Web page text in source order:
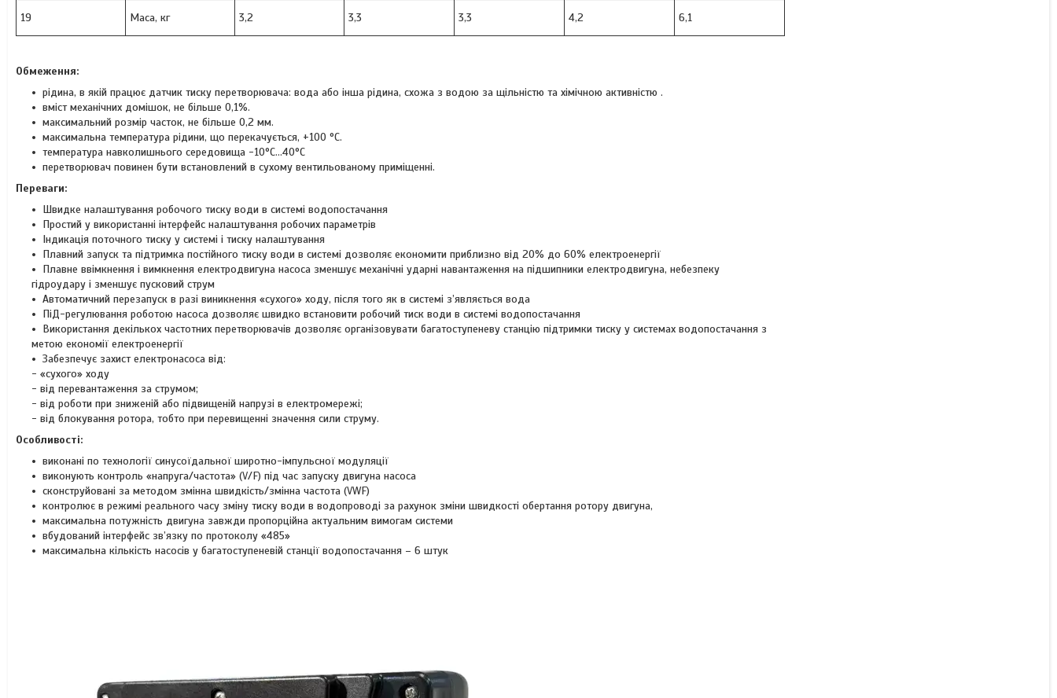
19 Маса, кг 3,2 3,3 3,3 4,2 6,1
Обмеження:
рідина, в якій працює датчик тиску перетворювача: вода або інша рідина, схожа з водою за щільністю та хімічною активністю .
вміст механічних домішок, не більше 0,1%.
максимальний розмір часток, не більше 0,2 мм.
максимальна температура рідини, що перекачується, +100 °С.
температура навколишнього середовища -10°С…40°С
перетворювач повинен бути встановлений в сухому вентильованому приміщенні.
Переваги:
Швидке налаштування робочого тиску води в системі водопостачання
Простий у використанні інтерфейс налаштування робочих параметрів
Індикація поточного тиску у системі і тиску налаштування
Плавний запуск та підтримка постійного тиску води в системі дозволяє економити приблизно від 20% до 60% електроенергії
Плавне ввімкнення і вимкнення електродвигуна насоса зменшує механічні ударні навантаження на підшипники електродвигуна, небезпеку
гідроудару і зменшує пусковий струм
Автоматичний перезапуск в разі виникнення «сухого» ходу, після того як в системі з’являється вода
ПіД-регулювання роботою насоса дозволяє швидко встановити робочий тиск води в системі водопостачання
Використання декількох частотних перетворювачів дозволяє організовувати багатоступеневу станцію підтримки тиску у системах водопостачання з
метою економії електроенергії
Забезпечує захист електронасоса від:
- «сухого» ходу
- від перевантаження за струмом;
- від роботи при зниженій або підвищеній напрузі в електромережі;
- від блокування ротора, тобто при перевищенні значення сили струму.
Особливості:
виконані по технології синусоїдальної широтно-імпульсної модуляції
виконують контроль «напруга/частота» (V/F) під час запуску двигуна насоса
сконструйовані за методом змінна швидкість/змінна частота (VWF)
контролює в режимі реального часу зміну тиску води в водопроводі за рахунок зміни швидкості обертання ротору двигуна,
максимальна потужність двигуна завжди пропорційна актуальним вимогам системи
вбудований інтерфейс зв’язку по протоколу «485»
максимальна кількість насосів у багатоступеневій станції водопостачання – 6 штук